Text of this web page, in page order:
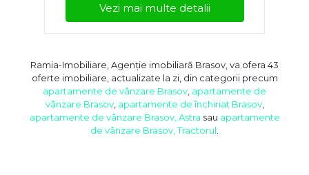
Vezi mai multe detalii
Ramia-Imobiliare, Agenție imobiliară Brasov, va ofera 43
oferte imobiliare, actualizate la zi, din categorii precum
apartamente de vânzare Brasov apartamente de
vânzare Brasov, apartamente de închiriat Brasov,
apartamente de vânzare Brasov, Astra sau apartamente
de vânzare Brasov, Tractorul